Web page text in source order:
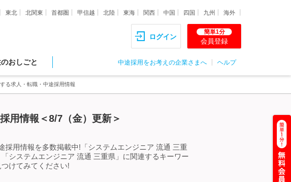
東北 北関東 首都圏 甲信越 北陸 東海 関西 中国 四国 九州 海外
ログイン
簡単1分
会員登録
おしごと 中途採用をお考えの企業さまへ ヘルプ
る求人・転職・中途採用情報
用情報＜8/7（金）更新＞
用情報を多数掲載中!「システムエンジニア 流通 三重
システムエンジニア 流通 三重県」に関連するキーワー
けてみてください!